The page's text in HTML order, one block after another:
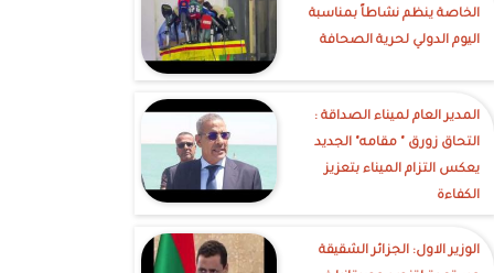
الخاصة ينظم نشاطاً بمناسبة
اليوم الدولي لحرية الصحافة
‎المدير العام لميناء الصداقة :
التحاق زورق " مقامه" الجديد
يعكس التزام الميناء بتعزيز
الكفاءة
الوزير الاول: الجزائر الشقيقة